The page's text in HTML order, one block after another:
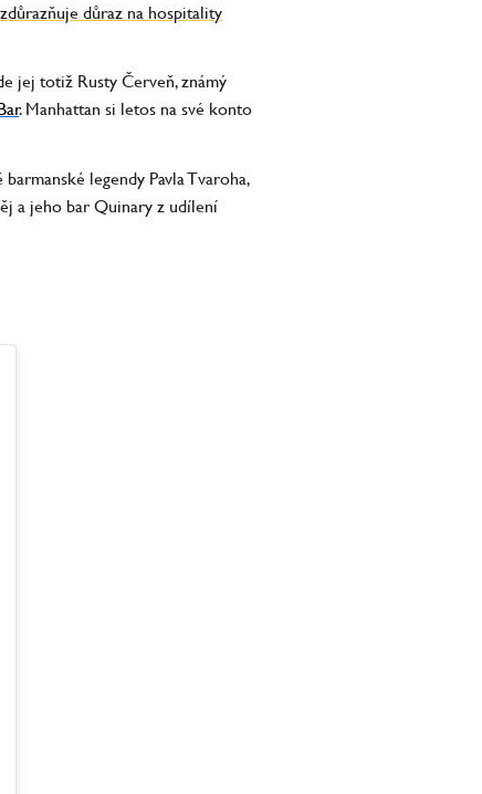
důraz na hospitality
jej totiž Rusty Červeň, známý
. Manhattan si letos na své konto
legendy Pavla Tvaroha,
a jeho bar Quinary z udílení